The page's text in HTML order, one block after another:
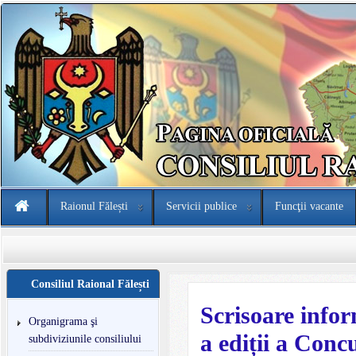
Raionul Fălești Servicii publice Funcţii vacante
Consiliul Raional Fălești
Organigrama şi
subdiviziunile consiliului
Scrisoare
a ediții a